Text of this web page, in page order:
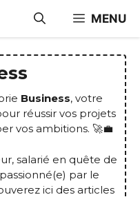
MENU
Business, votre
réussir vos projets
vos ambitions. 🚀💼
salarié en quête de
par le
ici des articles